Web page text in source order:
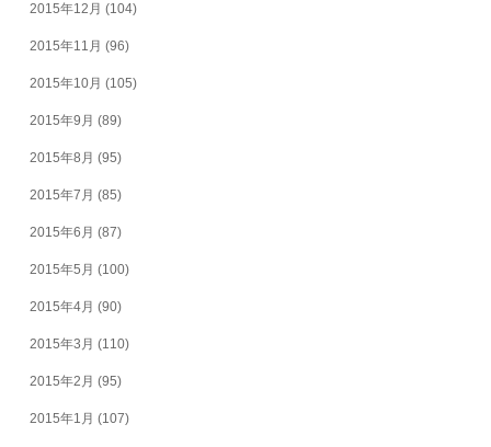
2015年12月 (104)
2015年11月 (96)
2015年10月 (105)
2015年9月 (89)
2015年8月 (95)
2015年7月 (85)
2015年6月 (87)
2015年5月 (100)
2015年4月 (90)
2015年3月 (110)
2015年2月 (95)
2015年1月 (107)